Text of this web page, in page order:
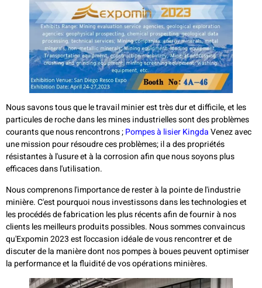
Nous savons tous que le travail minier est très dur et difficile, et les
particules de roche dans les mines industrielles sont des problèmes
courants que nous rencontrons ;Pompes à lisier KingdaVenez avec
une mission pour résoudre ces problèmes; il a des propriétés
résistantes à l'usure et à la corrosion afin que nous soyons plus
efficaces dans l'utilisation.
Nous comprenons l'importance de rester à la pointe de l'industrie
minière. C'est pourquoi nous investissons dans les technologies et
les procédés de fabrication les plus récents afin de fournir à nos
clients les meilleurs produits possibles. Nous sommes convaincus
qu'Expomin 2023 est l'occasion idéale de vous rencontrer et de
discuter de la manière dont nos pompes à boues peuvent optimiser
la performance et la fluidité de vos opérations minières.